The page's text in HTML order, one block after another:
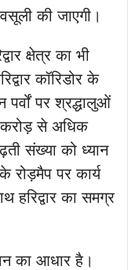
की जाएगी।
क्षेत्र का भी
कॉरिडोर के
पर्वों पर श्रद्धालुओं
करोड़ से अधिक
संख्या को ध्यान
पर कार्य
हरिद्वार का समग्र
का आधार है।